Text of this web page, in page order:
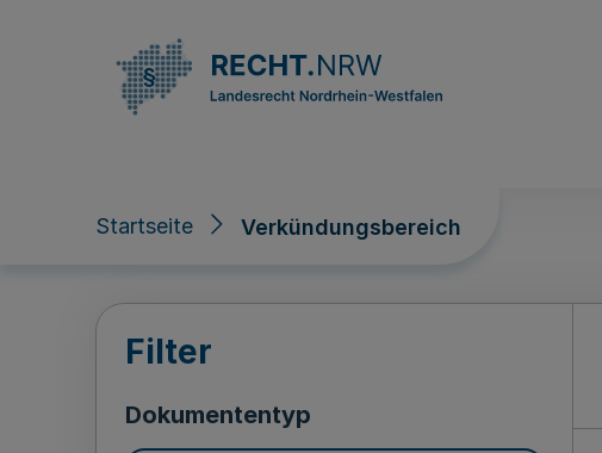
Startseite Verkündungsbereich
Verkündungsbereich
Filter
Dokumententyp